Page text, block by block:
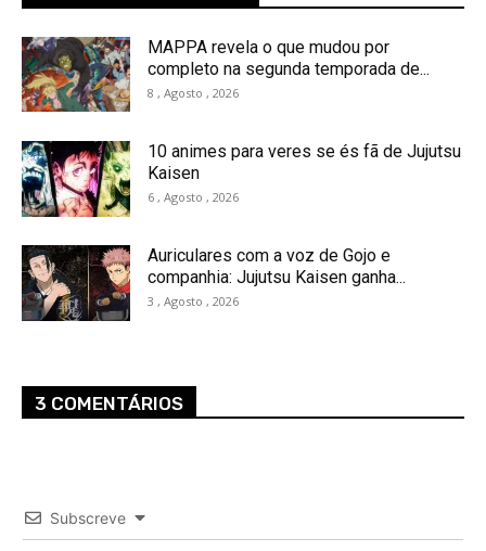
MAPPA revela o que mudou por
completo na segunda temporada de...
8 , Agosto , 2026
10 animes para veres se és fã de Jujutsu
Kaisen
6 , Agosto , 2026
Auriculares com a voz de Gojo e
companhia: Jujutsu Kaisen ganha...
3 , Agosto , 2026
3 COMENTÁRIOS
Subscreve